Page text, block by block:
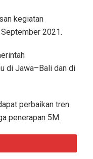
kegiatan
2021.
di Jawa–Bali dan di
perbaikan tren
penerapan 5M.